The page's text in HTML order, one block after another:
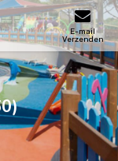
E-mail
Verzenden